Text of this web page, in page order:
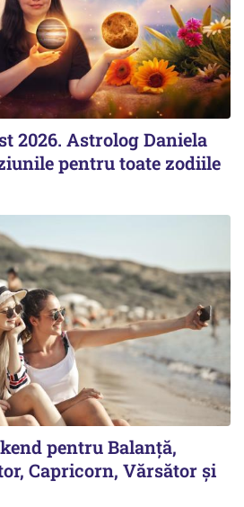
2026. Astrolog Daniela
pentru toate zodiile
pentru Balanță,
Capricorn, Vărsător și